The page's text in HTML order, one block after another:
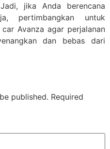
jika Anda berencana
pertimbangkan untuk
Avanza agar perjalanan
dan bebas dari
published. Required